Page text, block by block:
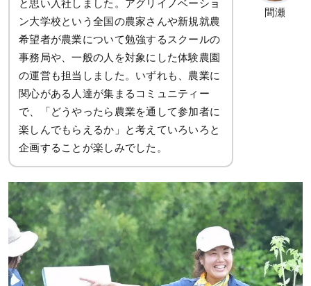
と思い入社しました。アグリイノベーショ
ン大学校という全国の農家さんや新規就農
希望者が農業について勉強するスクールの
事務局や、一般の人を対象にした体験農園
の運営も担当しました。いずれも、農業に
関心がある人達が集まるコミュニティー
で、「どうやったら農業を通して参加者に
楽しんでもらえるか」と考えていろいろと
企画することが楽しみでした。
間瀬